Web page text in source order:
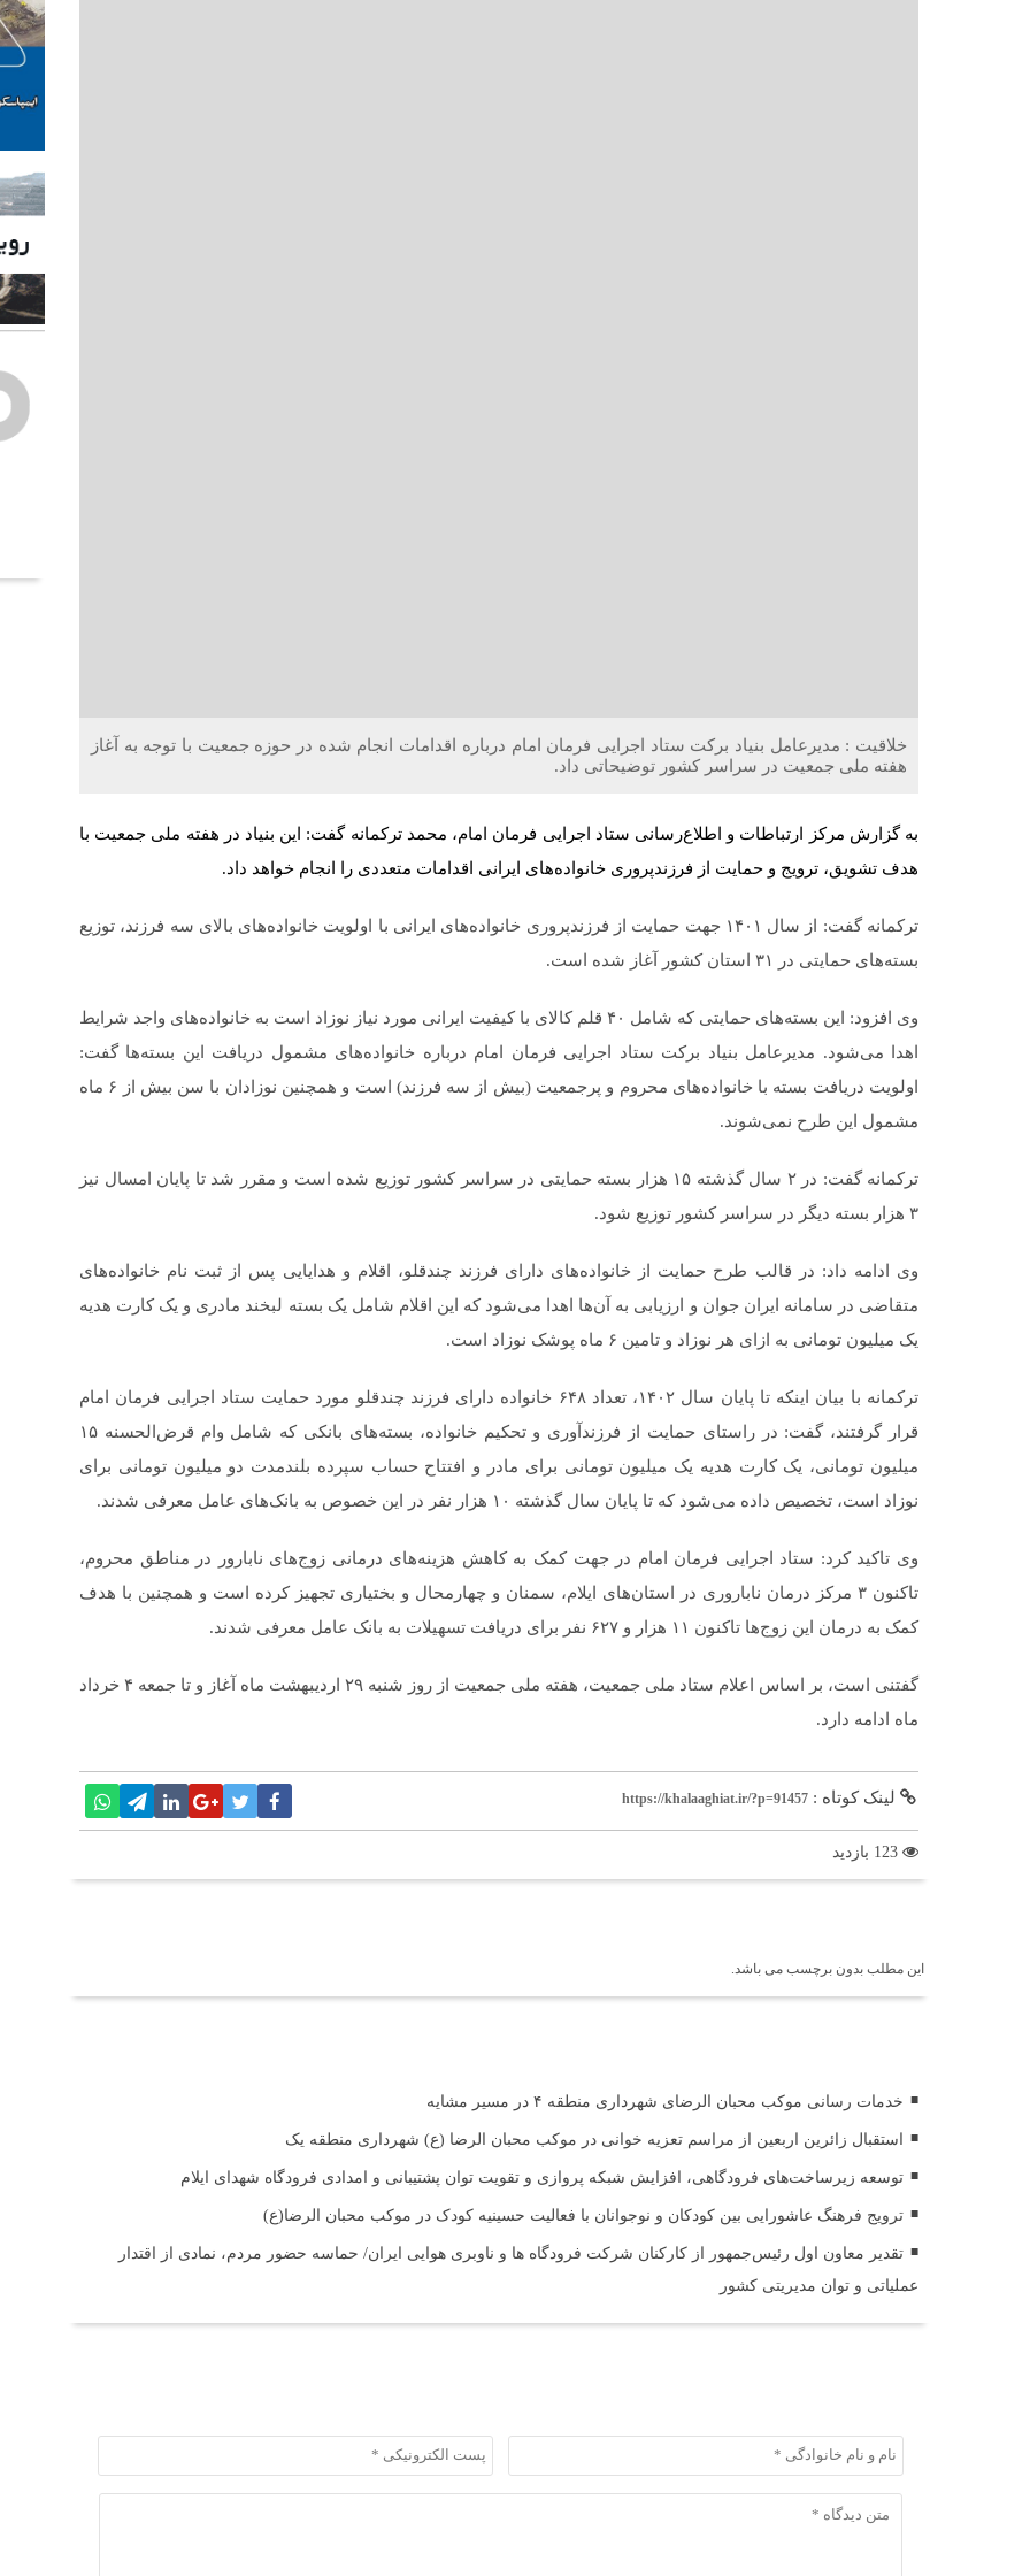
خلاقیت : مدیرعامل بنیاد برکت ستاد اجرایی فرمان امام درباره اقدامات انجام شده در حوزه جمعیت با توجه به آغاز
هفته ملی جمعیت در سراسر کشور توضیحاتی داد.
به گزارش مرکز ارتباطات و اطلاع‌رسانی ستاد اجرایی فرمان امام، محمد ترکمانه گفت: این بنیاد در هفته ملی جمعیت با
هدف تشویق، ترویج و حمایت از فرزندپروری خانواده‌های ایرانی اقدامات متعددی را انجام خواهد داد.
ترکمانه گفت: از سال ۱۴۰۱ جهت حمایت از فرزندپروری خانواده‌های ایرانی با اولویت خانواده‌های بالای سه فرزند، توزیع
بسته‌های حمایتی در ۳۱ استان کشور آغاز شده است.
وی افزود: این بسته‌های حمایتی که شامل ۴۰ قلم کالای با کیفیت ایرانی مورد نیاز نوزاد است به خانواده‌های واجد شرایط
اهدا می‌شود. مدیرعامل بنیاد برکت ستاد اجرایی فرمان امام درباره خانواده‌های مشمول دریافت این بسته‌ها گفت:
اولویت دریافت بسته با خانواده‌های محروم و پرجمعیت (بیش از سه فرزند) است و همچنین نوزادان با سن بیش از ۶ ماه
مشمول این طرح نمی‌شوند.
ترکمانه گفت: در ۲ سال گذشته ۱۵ هزار بسته حمایتی در سراسر کشور توزیع شده است و مقرر شد تا پایان امسال نیز
۳ هزار بسته دیگر در سراسر کشور توزیع شود.
وی ادامه داد: در قالب طرح حمایت از خانواده‌های دارای فرزند چندقلو، اقلام و هدایایی پس از ثبت نام خانواده‌های
متقاضی در سامانه ایران جوان و ارزیابی به آن‌ها اهدا می‌شود که این اقلام شامل یک بسته لبخند مادری و یک کارت هدیه
یک میلیون تومانی به ازای هر نوزاد و تامین ۶ ماه پوشک نوزاد است.
ترکمانه با بیان اینکه تا پایان سال ۱۴۰۲، تعداد ۶۴۸ خانواده دارای فرزند چندقلو مورد حمایت ستاد اجرایی فرمان امام
قرار گرفتند، گفت: در راستای حمایت از فرزندآوری و تحکیم خانواده، بسته‌های بانکی که شامل وام قرض‌الحسنه ۱۵
میلیون تومانی، یک کارت هدیه یک میلیون تومانی برای مادر و افتتاح حساب سپرده بلندمدت دو میلیون تومانی برای
نوزاد است، تخصیص داده‌ می‌شود که تا پایان سال گذشته ۱۰ هزار نفر در این خصوص به بانک‌های عامل معرفی شدند.
وی تاکید کرد: ستاد اجرایی فرمان امام در جهت کمک به کاهش هزینه‌های درمانی زوج‌های نابارور در مناطق محروم،
تاکنون ۳ مرکز درمان ناباروری در استان‌های ایلام، سمنان و چهارمحال و بختیاری تجهیز کرده است و همچنین با هدف
کمک به درمان این زوج‌ها تاکنون ۱۱ هزار و ۶۲۷ نفر برای دریافت تسهیلات به بانک‌ عامل معرفی شدند.
گفتنی است، بر اساس اعلام ستاد ملی جمعیت، هفته ملی جمعیت از روز شنبه ۲۹ اردیبهشت ماه آغاز و تا جمعه ۴ خرداد
ماه ادامه دارد.
لینک کوتاه : https://khalaaghiat.ir/?p=91457
این مطلب بدون برچسب می باشد.
خدمات رسانی موکب محبان الرضای شهرداری منطقه ۴ در مسیر مشایه
استقبال زائرین اربعین از مراسم تعزیه خوانی در موکب محبان الرضا (ع) شهرداری منطقه یک
توسعه زیرساخت‌های فرودگاهی، افزایش شبکه پروازی و تقویت توان پشتیبانی و امدادی فرودگاه شهدای ایلام
ترویج فرهنگ عاشورایی بین کودکان و نوجوانان با فعالیت حسینیه کودک در موکب محبان الرضا(ع)
تقدیر معاون اول رئیس‌جمهور از کارکنان شرکت فرودگاه ها و ناوبری هوایی ایران/ حماسه حضور مردم، نمادی از اقتدار
عملیاتی و توان مدیریتی کشور